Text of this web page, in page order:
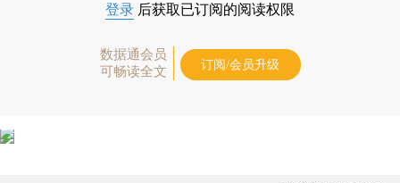
登录 后获取已订阅的阅读权限
数据通会员
可畅读全文
订阅/会员升级